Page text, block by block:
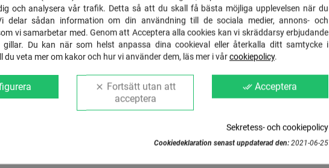
Meddela mig när produkten är åter i lager
Jag godkänner villkoren ochintegritetspolicyn.
GSPR INFORMATION
och analysera vår trafik. Detta så att du skall få bästa möjliga upplevelsen när du
delar sådan information om din användning till de sociala medier, annons- och
vi samarbetar med. Genom att Acceptera alla cookies kan vi skräddarsy erbjudande
Du kan när som helst anpassa dina cookieval eller återkalla ditt samtycke i
du veta mer om kakor och hur vi använder dem, läs mer i vårcookiepolicy.
done_all Acceptera
clear Fortsätt utan att
acceptera
Sekretess- och cookiepolicy
Cookiedeklaration senast uppdaterad den: 2021-06-25